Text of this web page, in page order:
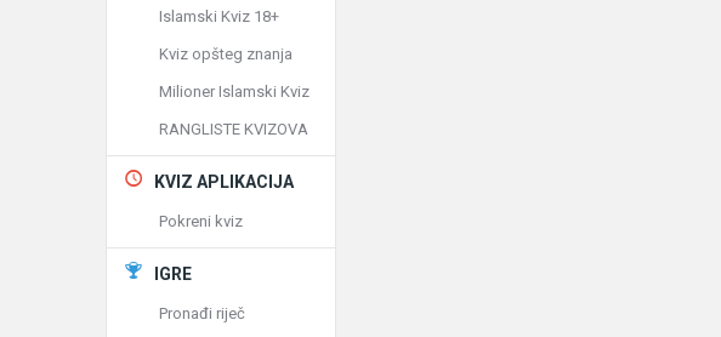
Islamski Kviz 18+
Kviz opšteg znanja
Milioner Islamski Kviz
RANGLISTE KVIZOVA
KVIZ APLIKACIJA
Pokreni kviz
IGRE
Pronađi riječ